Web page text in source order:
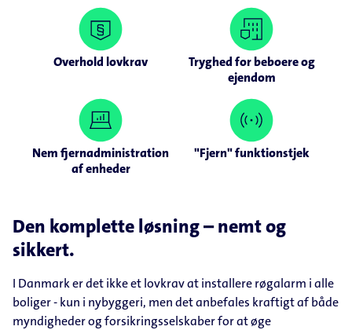
Overhold lovkrav
Tryghed for beboere og
ejendom
Nem fjernadministration
af enheder
"Fjern" funktionstjek
Den komplette løsning – nemt og
sikkert.
I Danmark er det ikke et lovkrav at installere røgalarm i alle
boliger - kun i nybyggeri, men det anbefales kraftigt af både
myndigheder og forsikringsselskaber for at øge